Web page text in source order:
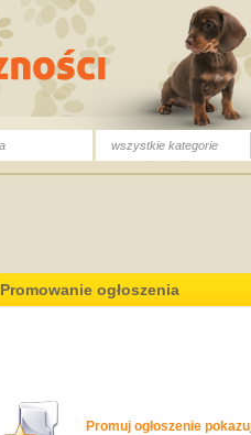
wszystkie kategorie
Promowanie ogłoszenia
Promuj ogłoszenie